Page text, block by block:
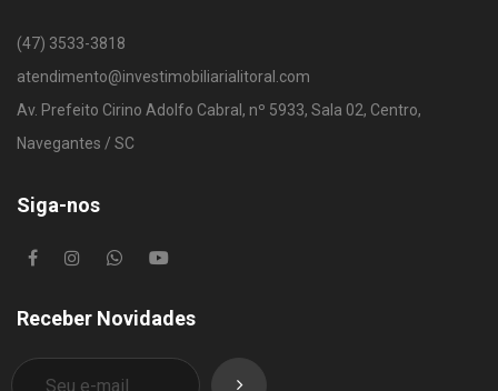
(47) 3533-3818
atendimento@investimobiliarialitoral.com
Av. Prefeito Cirino Adolfo Cabral, nº 5933, Sala 02, Centro,
Navegantes / SC
Siga-nos
Receber Novidades